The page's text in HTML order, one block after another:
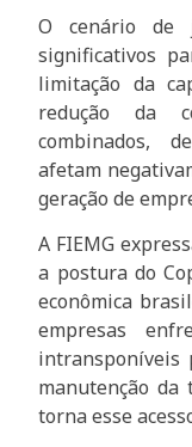
O cenário de
significativos
limitação da
redução da
combinados,
afetam
geração de
A FIEMG
a postura do
econômica
empresas
intransponíveis
manutenção da
torna esse